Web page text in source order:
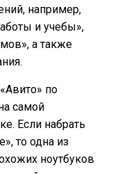
например,
и учебы»,
а также
по
самой
Если набрать
то одна из
ноутбуков